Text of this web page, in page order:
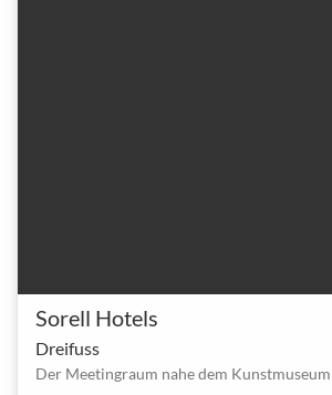
Sorell Hotels
Dreifuss
Der Meetingraum nahe dem